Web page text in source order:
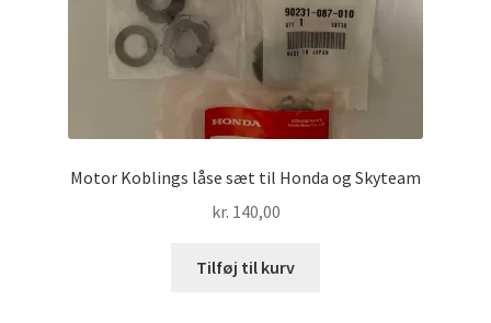
Motor Koblings låse sæt til Honda og Skyteam
kr. 140,00
Tilføj til kurv